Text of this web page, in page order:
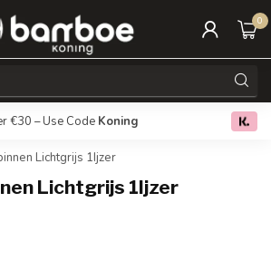
0
€30 – Use Code Koning Free
Lichtgrijs 1Ijzer
Lichtgrijs 1Ijzer